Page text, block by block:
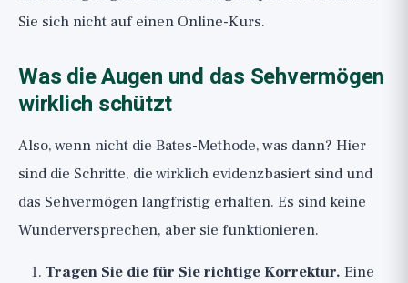
Sie sich nicht auf einen Online-Kurs.
Was die Augen und das Sehvermögen
wirklich schützt
Also, wenn nicht die Bates-Methode, was dann? Hier
sind die Schritte, die wirklich evidenzbasiert sind und
das Sehvermögen langfristig erhalten. Es sind keine
Wunderversprechen, aber sie funktionieren.
Tragen Sie die für Sie richtige Korrektur. Eine